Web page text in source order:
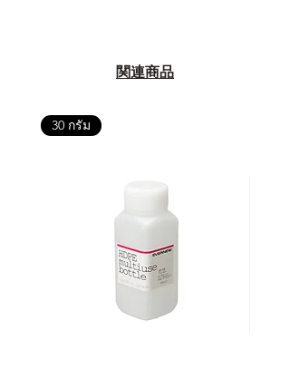
関連商品
30 กรัม